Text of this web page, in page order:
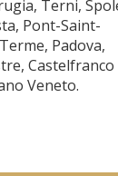
Terni,
Pont-Saint-
Padova,
Castelfranco
Veneto.